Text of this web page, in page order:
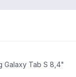
Galaxy Tab S 8,4"